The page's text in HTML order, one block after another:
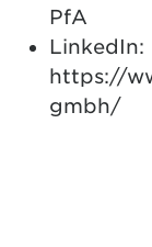
PfA
LinkedIn:
https://
gmbh/